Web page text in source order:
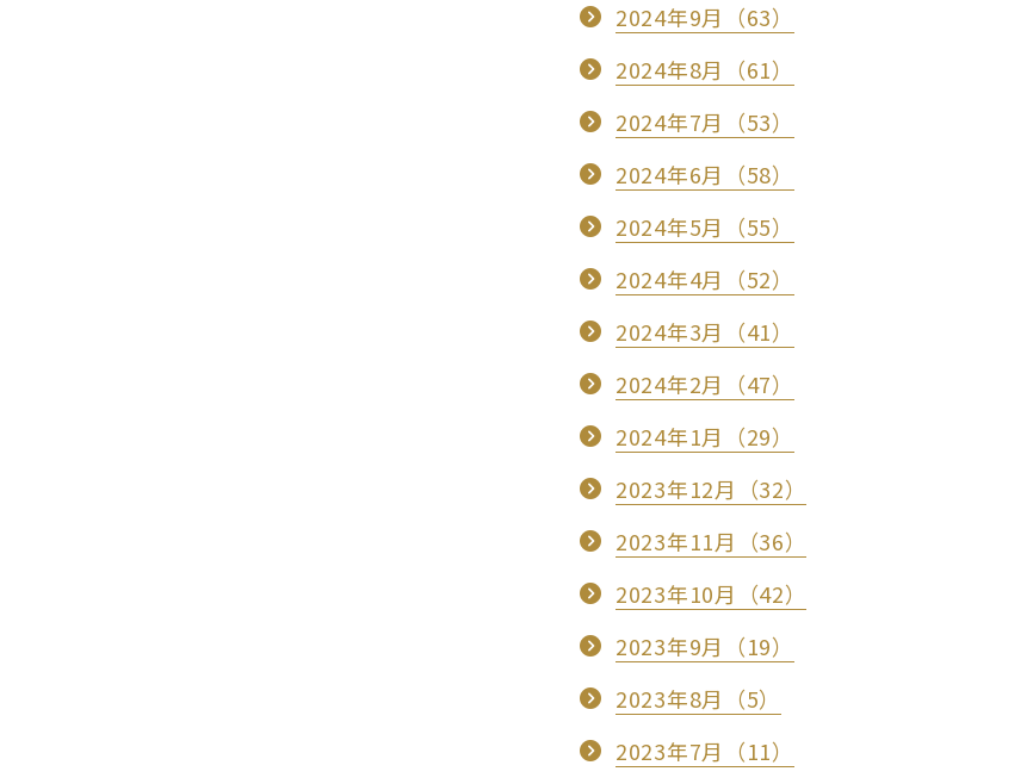
2024年9月（63）
2024年8月（61）
2024年7月（53）
2024年6月（58）
2024年5月（55）
2024年4月（52）
2024年3月（41）
2024年2月（47）
2024年1月（29）
2023年12月（32）
2023年11月（36）
2023年10月（42）
2023年9月（19）
2023年8月（5）
2023年7月（11）